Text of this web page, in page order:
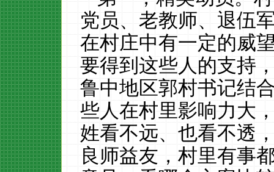
党员、老教师、退伍
在村庄中有一定的威
要得到这些人的支持
鲁中地区郭村书记结
些人在村里影响力大
姓看不远、也看不透
良师益友，村里有事